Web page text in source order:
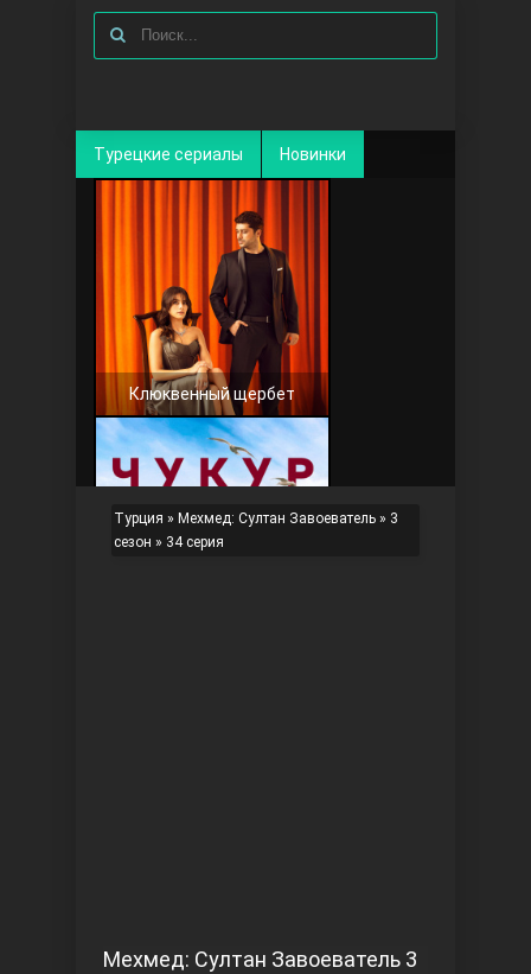
Турецкие сериалы Новинки
Клюквенный щербет
Турция » Мехмед: Султан Завоеватель » 3
сезон » 34 серия
Мехмед: Султан Завоеватель 3